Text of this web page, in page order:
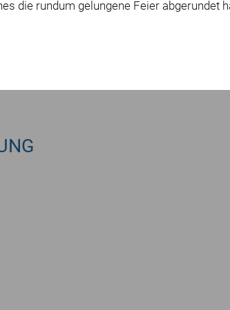
die rundum gelungene Feier abgerundet